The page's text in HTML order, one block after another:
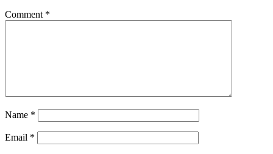
Comment *
Name *
Email *